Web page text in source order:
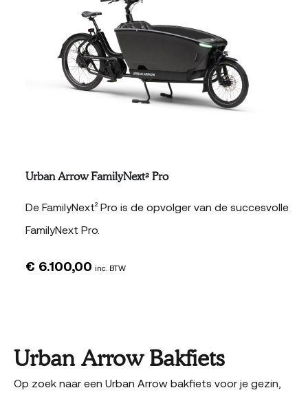
Urban Arrow FamilyNext² Pro
De FamilyNext² Pro is de opvolger van de succesvolle
FamilyNext Pro.
€ 6.100,00 inc. BTW
Urban Arrow Bakfiets
Op zoek naar een Urban Arrow bakfiets voor je gezin,